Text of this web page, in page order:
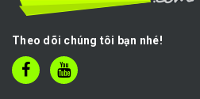
Theo dõi chúng tôi bạn nhé!